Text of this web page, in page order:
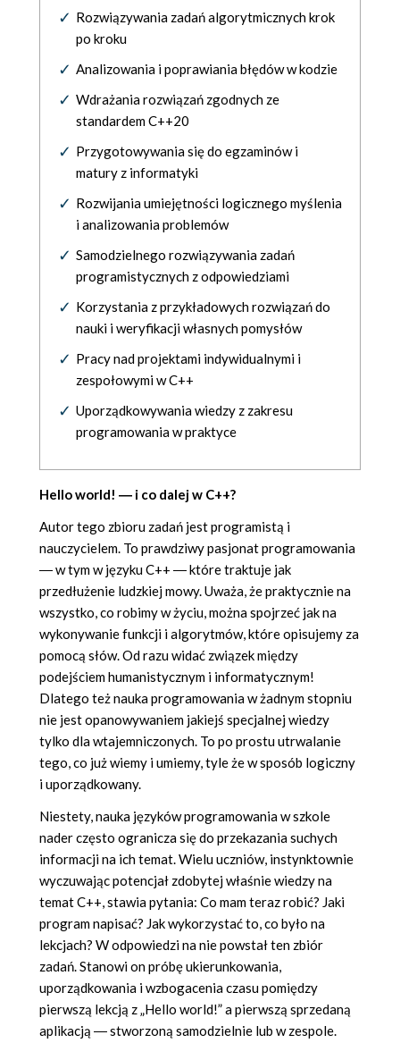
Rozwiązywania zadań algorytmicznych krok
po kroku
Analizowania i poprawiania błędów w kodzie
Wdrażania rozwiązań zgodnych ze
standardem C++20
Przygotowywania się do egzaminów i
matury z informatyki
Rozwijania umiejętności logicznego myślenia
i analizowania problemów
Samodzielnego rozwiązywania zadań
programistycznych z odpowiedziami
Korzystania z przykładowych rozwiązań do
nauki i weryfikacji własnych pomysłów
Pracy nad projektami indywidualnymi i
zespołowymi w C++
Uporządkowywania wiedzy z zakresu
programowania w praktyce
Hello world! ― i co dalej w C++?
Autor tego zbioru zadań jest programistą i
nauczycielem. To prawdziwy pasjonat programowania
― w tym w języku C++ ― które traktuje jak
przedłużenie ludzkiej mowy. Uważa, że praktycznie na
wszystko, co robimy w życiu, można spojrzeć jak na
wykonywanie funkcji i algorytmów, które opisujemy za
pomocą słów. Od razu widać związek między
podejściem humanistycznym i informatycznym!
Dlatego też nauka programowania w żadnym stopniu
nie jest opanowywaniem jakiejś specjalnej wiedzy
tylko dla wtajemniczonych. To po prostu utrwalanie
tego, co już wiemy i umiemy, tyle że w sposób logiczny
i uporządkowany.
Niestety, nauka języków programowania w szkole
nader często ogranicza się do przekazania suchych
informacji na ich temat. Wielu uczniów, instynktownie
wyczuwając potencjał zdobytej właśnie wiedzy na
temat C++, stawia pytania: Co mam teraz robić? Jaki
program napisać? Jak wykorzystać to, co było na
lekcjach? W odpowiedzi na nie powstał ten zbiór
zadań. Stanowi on próbę ukierunkowania,
uporządkowania i wzbogacenia czasu pomiędzy
pierwszą lekcją z „Hello world!” a pierwszą sprzedaną
aplikacją ― stworzoną samodzielnie lub w zespole.